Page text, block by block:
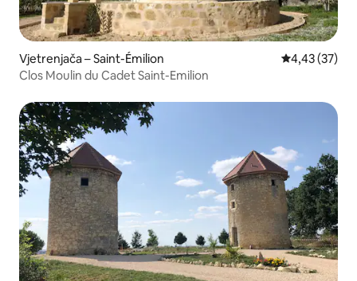
Vjetrenjača – Saint-Émilion Prosječna
4,43 (37)
Clos Moulin du Cadet Saint-Emilion